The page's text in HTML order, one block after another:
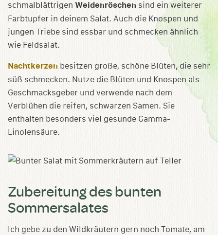
schmalblättrigen Weidenröschen sind ein weiterer
Farbtupfer in deinem Salat. Auch die Knospen und
jungen Triebe sind essbar und schmecken ähnlich
wie Feldsalat.
Nachtkerzen besitzen große, schöne Blüten, die sehr
süß schmecken. Nutze die Blüten und Knospen als
Geschmacksgeber und verwende nach dem
Verblühen die reifen, schwarzen Samen. Sie
enthalten besonders viel gesunde Gamma-
Linolensäure.
Zubereitung des bunten
Sommersalates
Ich gebe zu den Wildkräutern gern noch Tomate, am